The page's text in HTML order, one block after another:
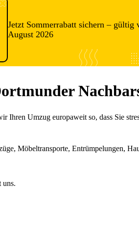
Jetzt Sommerrabatt sichern – gültig
August 2026
Umzug europaweit so, dass Sie
Möbeltransporte, Entrümpelungen,
uns.